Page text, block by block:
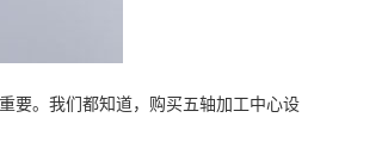
要。我们都知道，购买五轴加工中心设